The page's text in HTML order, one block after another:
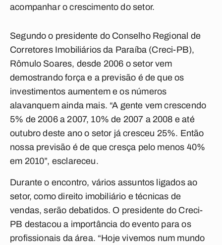
acompanhar o crescimento do setor.
Segundo o presidente do Conselho Regional de
Corretores Imobiliários da Paraíba (Creci-PB),
Rômulo Soares, desde 2006 o setor vem
demostrando força e a previsão é de que os
investimentos aumentem e os números
alavanquem ainda mais. “A gente vem crescendo
5% de 2006 a 2007, 10% de 2007 a 2008 e até
outubro deste ano o setor já cresceu 25%. Então
nossa previsão é de que cresça pelo menos 40%
em 2010”, esclareceu.
Durante o encontro, vários assuntos ligados ao
setor, como direito imobiliário e técnicas de
vendas, serão debatidos. O presidente do Creci-
PB destacou a importância do evento para os
profissionais da área. “Hoje vivemos num mundo